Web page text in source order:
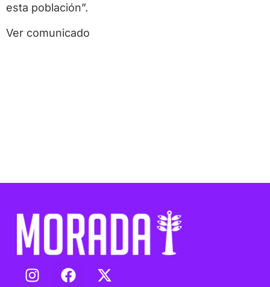
esta población”.
Ver comunicado